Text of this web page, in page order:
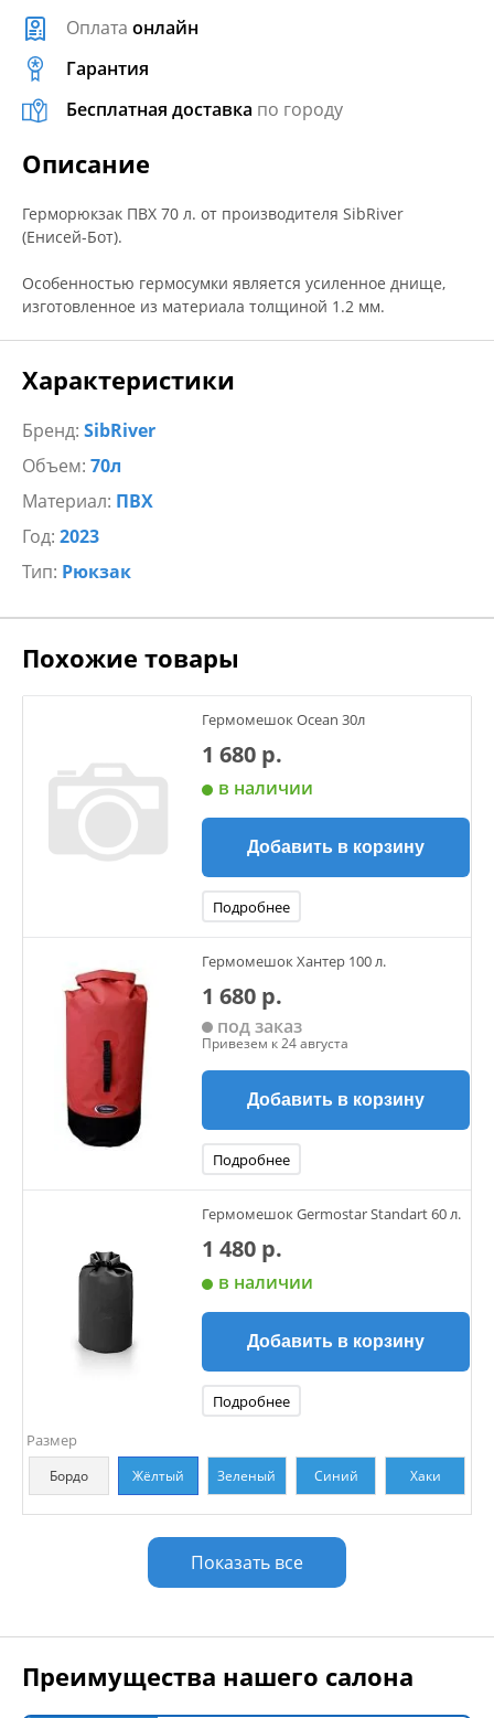
Оплата онлайн
Гарантия
Бесплатная доставка по городу
Описание
Герморюкзак ПВХ 70 л. от производителя SibRiver
(Енисей-Бот).
Особенностью гермосумки является усиленное днище,
изготовленное из материала толщиной 1.2 мм.
Характеристики
Бренд: SibRiver
Объем: 70л
Материал: ПВХ
Год: 2023
Тип: Рюкзак
Похожие товары
Гермомешок Ocean 30л
1 680 р.
в наличии
Добавить в корзину
Подробнее
Гермомешок Хантер 100 л.
1 680 р.
под заказ
Привезем к 24 августа
Добавить в корзину
Подробнее
Гермомешок Germostar Standart 60 л.
1 480 р.
в наличии
Добавить в корзину
Подробнее
Размер
Бордо Жёлтый Зеленый Синий Хаки
Показать все
Преимущества нашего салона